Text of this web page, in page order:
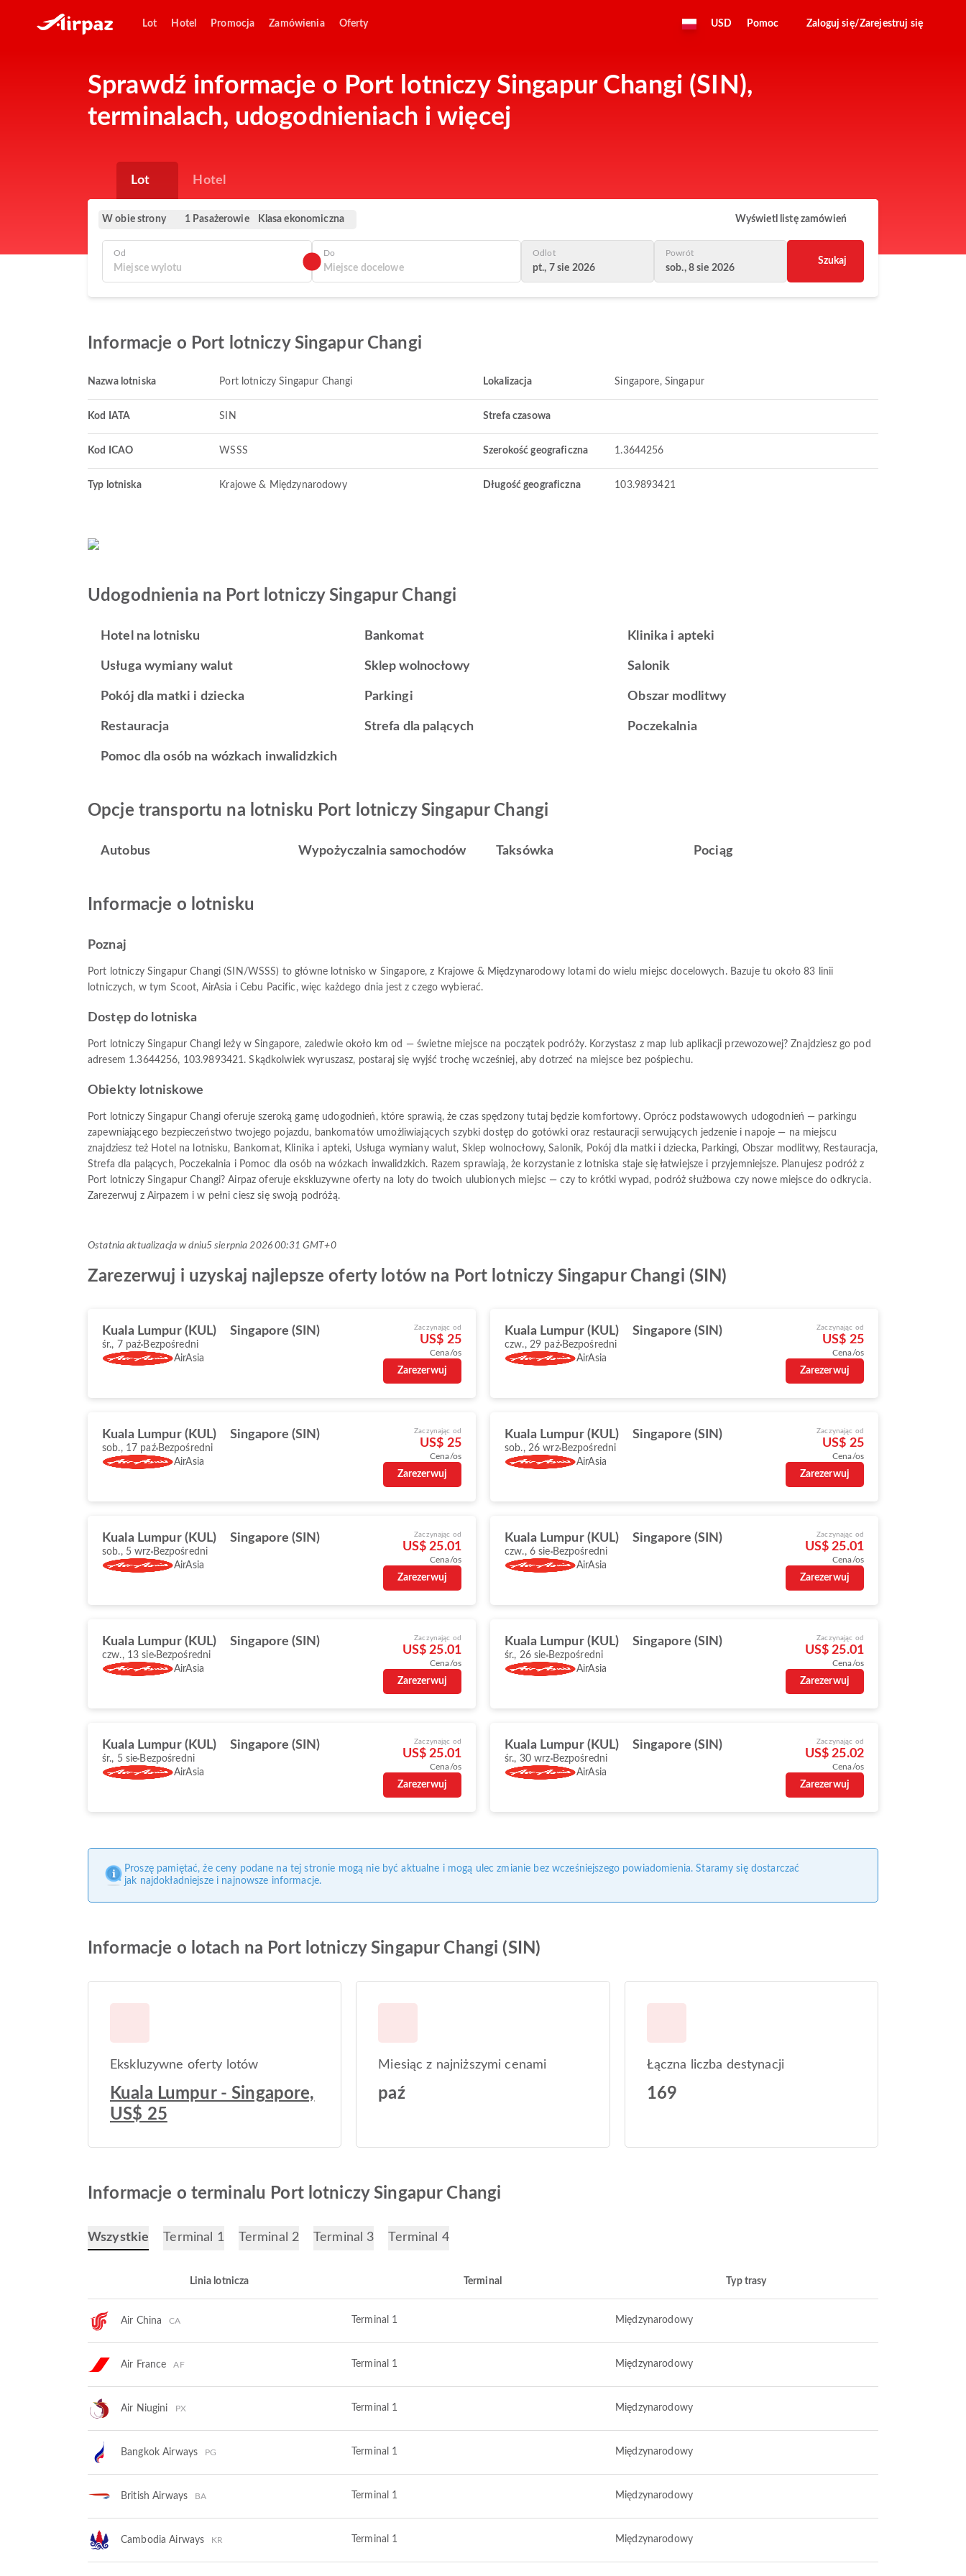
Lot Hotel Promocja Zamówienia Oferty USD Pomoc Zaloguj się/Zarejestruj się
Sprawdź informacje o Port lotniczy Singapur Changi (SIN),
terminalach, udogodnieniach i więcej
Lot Hotel
W obie strony 1 Pasażerowie Klasa ekonomiczna Wyświetl listę zamówień
Od Do Odlot
pt., 7 sie 2026
Powrót
sob., 8 sie 2026
Szukaj
Informacje o Port lotniczy Singapur Changi
Nazwa lotniska Port lotniczy Singapur Changi
Kod IATA SIN
Kod ICAO WSSS
Typ lotniska Krajowe & Międzynarodowy
Lokalizacja Singapore, Singapur
Strefa czasowa
Szerokość geograficzna 1.3644256
Długość geograficzna 103.9893421
Udogodnienia na Port lotniczy Singapur Changi
Hotel na lotnisku Bankomat Klinika i apteki
Usługa wymiany walut Sklep wolnocłowy Salonik
Pokój dla matki i dziecka Parkingi Obszar modlitwy
Restauracja Strefa dla palących Poczekalnia
Pomoc dla osób na wózkach inwalidzkich
Opcje transportu na lotnisku Port lotniczy Singapur Changi
Autobus Wypożyczalnia samochodów Taksówka Pociąg
Informacje o lotnisku
Poznaj
Port lotniczy Singapur Changi (SIN/WSSS) to główne lotnisko w Singapore, z Krajowe & Międzynarodowy lotami do wielu miejsc docelowych. Bazuje tu około 83 linii
lotniczych, w tym Scoot, AirAsia i Cebu Pacific, więc każdego dnia jest z czego wybierać.
Dostęp do lotniska
Port lotniczy Singapur Changi leży w Singapore, zaledwie około km od — świetne miejsce na początek podróży. Korzystasz z map lub aplikacji przewozowej? Znajdziesz go pod
adresem 1.3644256, 103.9893421. Skądkolwiek wyruszasz, postaraj się wyjść trochę wcześniej, aby dotrzeć na miejsce bez pośpiechu.
Obiekty lotniskowe
Port lotniczy Singapur Changi oferuje szeroką gamę udogodnień, które sprawią, że czas spędzony tutaj będzie komfortowy. Oprócz podstawowych udogodnień — parkingu
zapewniającego bezpieczeństwo twojego pojazdu, bankomatów umożliwiających szybki dostęp do gotówki oraz restauracji serwujących jedzenie i napoje — na miejscu
znajdziesz też Hotel na lotnisku, Bankomat, Klinika i apteki, Usługa wymiany walut, Sklep wolnocłowy, Salonik, Pokój dla matki i dziecka, Parkingi, Obszar modlitwy, Restauracja,
Strefa dla palących, Poczekalnia i Pomoc dla osób na wózkach inwalidzkich. Razem sprawiają, że korzystanie z lotniska staje się łatwiejsze i przyjemniejsze. Planujesz podróż z
Port lotniczy Singapur Changi? Airpaz oferuje ekskluzywne oferty na loty do twoich ulubionych miejsc — czy to krótki wypad, podróż służbowa czy nowe miejsce do odkrycia.
Zarezerwuj z Airpazem i w pełni ciesz się swoją podróżą.
Ostatnia aktualizacja w dniu5 sierpnia 2026 00:31 GMT+0
Zarezerwuj i uzyskaj najlepsze oferty lotów na Port lotniczy Singapur Changi (SIN)
Kuala Lumpur (KUL) Singapore (SIN)
śr., 7 paź Bezpośredni
AirAsia
Zaczynając od
US$ 25
Cena/os
Zarezerwuj
Kuala Lumpur (KUL) Singapore (SIN)
czw., 29 paź Bezpośredni
AirAsia
Zaczynając od
US$ 25
Cena/os
Zarezerwuj
Kuala Lumpur (KUL) Singapore (SIN)
sob., 17 paź Bezpośredni
AirAsia
Zaczynając od
US$ 25
Cena/os
Zarezerwuj
Kuala Lumpur (KUL) Singapore (SIN)
sob., 26 wrz Bezpośredni
AirAsia
Zaczynając od
US$ 25
Cena/os
Zarezerwuj
Kuala Lumpur (KUL) Singapore (SIN)
sob., 5 wrz Bezpośredni
AirAsia
Zaczynając od
US$ 25.01
Cena/os
Zarezerwuj
Kuala Lumpur (KUL) Singapore (SIN)
czw., 6 sie Bezpośredni
AirAsia
Zaczynając od
US$ 25.01
Cena/os
Zarezerwuj
Kuala Lumpur (KUL) Singapore (SIN)
czw., 13 sie Bezpośredni
AirAsia
Zaczynając od
US$ 25.01
Cena/os
Zarezerwuj
Kuala Lumpur (KUL) Singapore (SIN)
śr., 26 sie Bezpośredni
AirAsia
Zaczynając od
US$ 25.01
Cena/os
Zarezerwuj
Kuala Lumpur (KUL) Singapore (SIN)
śr., 5 sie Bezpośredni
AirAsia
Zaczynając od
US$ 25.01
Cena/os
Zarezerwuj
Kuala Lumpur (KUL) Singapore (SIN)
śr., 30 wrz Bezpośredni
AirAsia
Zaczynając od
US$ 25.02
Cena/os
Zarezerwuj
Proszę pamiętać, że ceny podane na tej stronie mogą nie być aktualne i mogą ulec zmianie bez wcześniejszego powiadomienia. Staramy się dostarczać
jak najdokładniejsze i najnowsze informacje.
Informacje o lotach na Port lotniczy Singapur Changi (SIN)
Ekskluzywne oferty lotów
Kuala Lumpur - Singapore,
US$ 25
Miesiąc z najniższymi cenami
paź
Łączna liczba destynacji
169
Informacje o terminalu Port lotniczy Singapur Changi
Wszystkie Terminal 1 Terminal 2 Terminal 3 Terminal 4
Linia lotnicza Terminal Typ trasy
Air China CA Terminal 1 Międzynarodowy
Air France AF Terminal 1 Międzynarodowy
Air Niugini PX Terminal 1 Międzynarodowy
Bangkok Airways PG Terminal 1 Międzynarodowy
British Airways BA Terminal 1 Międzynarodowy
Cambodia Airways KR Terminal 1 Międzynarodowy